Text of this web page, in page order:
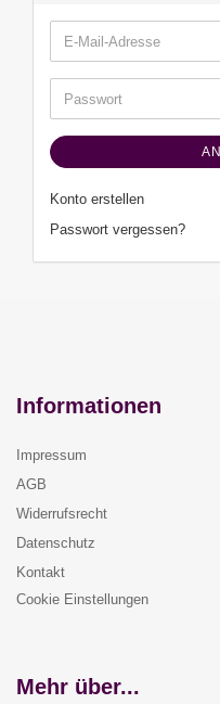
E-
Mail-
Adresse
Passwort
Konto erstellen
Passwort vergessen?
Informationen
Impressum
AGB
Widerrufsrecht
Datenschutz
Kontakt
Cookie Einstellungen
Mehr über...